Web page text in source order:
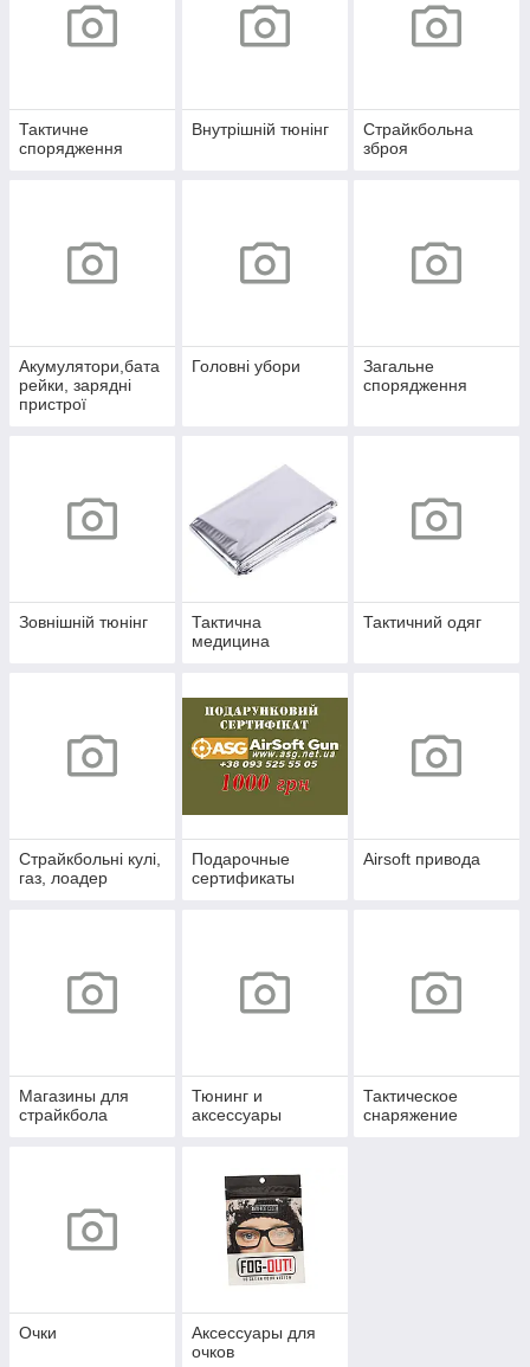
Тактичне
спорядження
Внутрішній тюнінг
Страйкбольна
зброя
Акумулятори,бата
рейки, зарядні
пристрої
Головні убори
Загальне
спорядження
Зовнішній тюнінг
Тактична
медицина
Тактичний одяг
Страйкбольні кулі,
газ, лоадер
Подарочные
сертификаты
Airsoft привода
Магазины для
страйкбола
Тюнинг и
аксессуары
Тактическое
снаряжение
Очки
Аксессуары для
очков